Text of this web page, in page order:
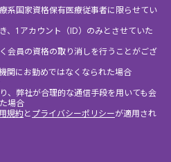
系国家資格保有医療従事者に限らせてい
、1アカウント（ID）のみとさせていた
会員の資格の取り消しを行うことがござ
関にお勤めではなくなられた場合
、弊社が合理的な通信手段を用いても会
場合
規約とプライバシーポリシーが適用され